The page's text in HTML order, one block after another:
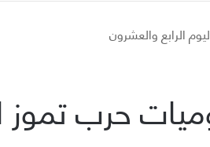
الرابع والعشرون
حرب تموز